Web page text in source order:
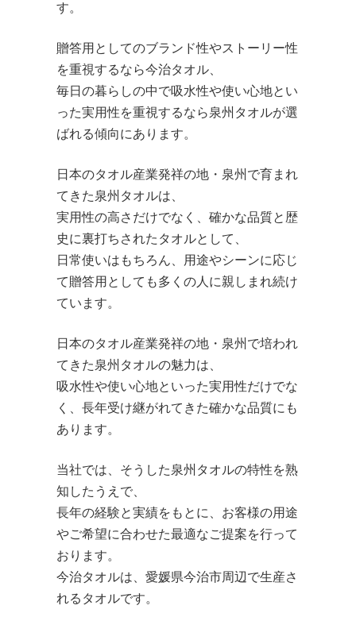
す。
贈答用としてのブランド性やストーリー性
を重視するなら今治タオル、
毎日の暮らしの中で吸水性や使い心地とい
った実用性を重視するなら泉州タオルが選
ばれる傾向にあります。
日本のタオル産業発祥の地・泉州で育まれ
てきた泉州タオルは、
実用性の高さだけでなく、確かな品質と歴
史に裏打ちされたタオルとして、
日常使いはもちろん、用途やシーンに応じ
て贈答用としても多くの人に親しまれ続け
ています。
日本のタオル産業発祥の地・泉州で培われ
てきた泉州タオルの魅力は、
吸水性や使い心地といった実用性だけでな
く、長年受け継がれてきた確かな品質にも
あります。
当社では、そうした泉州タオルの特性を熟
知したうえで、
長年の経験と実績をもとに、お客様の用途
やご希望に合わせた最適なご提案を行って
おります。
今治タオルは、愛媛県今治市周辺で生産さ
れるタオルです。